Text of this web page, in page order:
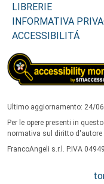
LIBRERIE
INFORMATIVA
ACCESSIBILITÁ
Ultimo aggiornamento: 24/
Per le opere presenti in
normativa sul diritto d'autore
FrancoAngeli s.r.l. P.IVA